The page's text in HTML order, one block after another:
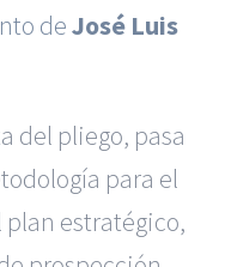
deJosé Luis
del pliego, pasa
para el
estratégico,